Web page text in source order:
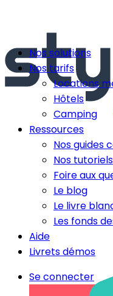
Nos solutions
Nos tarifs
Locations
Hôtels
Camping
Ressources
Nos guides
Nos tutoriels
Foire aux
Le blog
Le livre
Les fonds
Aide
Livrets démos
Se connecter